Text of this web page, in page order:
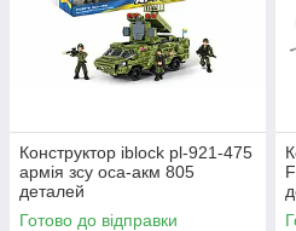
Конструктор iblock pl-921-475
армія зсу оса-акм 805
деталей
Готово до відправки